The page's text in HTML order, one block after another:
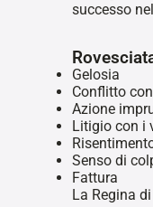
successo
Gelosia
Conflitto
Azione
Litigio con i
Senso di
Fattura
La Regina